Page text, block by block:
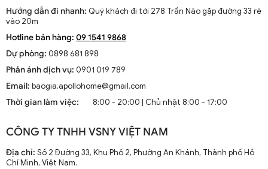
tiến với thiết kế hiện đại, động cơ mạnh mẽ và khả năng
cứu để nâng cao hiệu suất và thẩm mỹ của sản phẩm.
Xu hướng hiện tại trên thị trường
Hiện nay, quạt trần cánh dài không chỉ là thiết bị làm mát
sống. Chúng kết hợp công nghệ tiên tiến như điều khiển
1.2. Cấu Tạo và Nguyên Lý Hoạt Động
Hướng dẫn đi nhanh: Quý khách đi tới 278 Trần Não gặp đường 33 rẽ
vào 20m
Hotline bán hàng: 09 1541 9868
Dự phòng: 0898 681 898
Phản ánh dịch vụ: 0901 019 789
Email: baogia.apollohome@gmail.com
Thời gian làm việc:
8:00 - 20:00 | Chủ nhật 8:00 - 17:00
CÔNG TY TNHH VSNY VIỆT NAM
Địa chỉ: Số 2 Đường 33, Khu Phố 2, Phường An Khánh, Thành phố Hồ
Chí Minh, Việt Nam.